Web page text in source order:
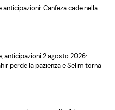
Canfeza cade nella
anticipazioni 2 agosto 2026:
perde la pazienza e Selim torna